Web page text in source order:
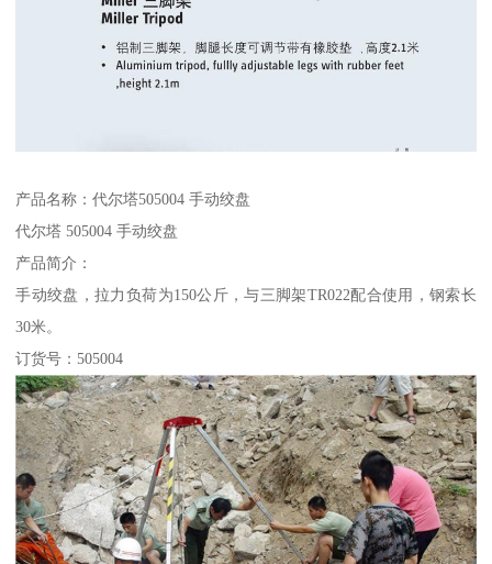
产品名称：代尔塔505004 手动绞盘
代尔塔 505004 手动绞盘
产品简介：
手动绞盘，拉力负荷为150公斤，与三脚架TR022配合使用，钢索长
30米。
订货号：505004